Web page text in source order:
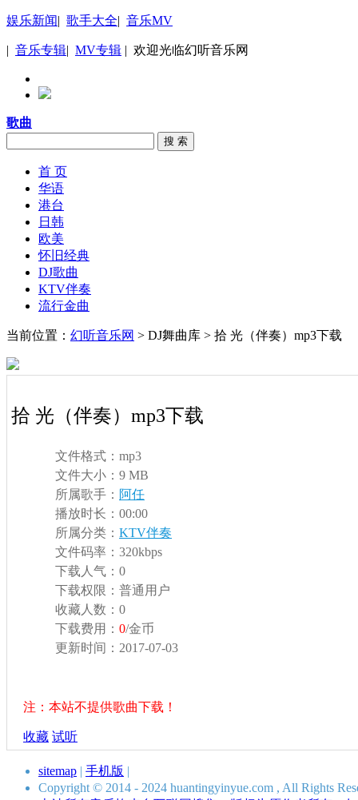
娱乐新闻| 歌手大全| 音乐MV
| 音乐专辑| MV专辑 | 欢迎光临幻听音乐网
歌曲
搜 索
首 页
华语
港台
日韩
欧美
怀旧经典
DJ歌曲
KTV伴奏
流行金曲
当前位置： 幻听音乐网 > DJ舞曲库 > 拾 光（伴奏）mp3下载
拾 光（伴奏）mp3下载
文件格式： mp3
文件大小： 9 MB
所属歌手： 阿任
播放时长： 00:00
所属分类： KTV伴奏
文件码率： 320kbps
下载人气： 0
下载权限： 普通用户
收藏人数： 0
下载费用： 0/金币
更新时间： 2017-07-03
注：本站不提供歌曲下载！
收藏 试听
sitemap | 手机版 |
Copyright © 2014 - 2024 huantingyinyue.com , All Rights